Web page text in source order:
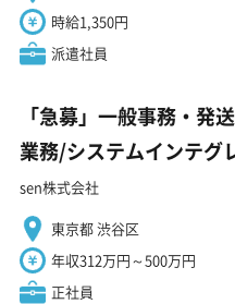
時給1,350円
派遣社員
「急募」一般事務・発
業務/システムインテグ
sen株式会社
東京都 渋谷区
年収312万円～500万円
正社員